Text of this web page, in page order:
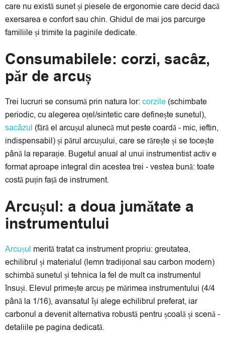
care nu există sunet și piesele de ergonomie care decid dacă
exersarea e confort sau chin. Ghidul de mai jos parcurge
familiile și trimite la paginile dedicate.
Consumabilele: corzi, sacâz,
păr de arcuș
Trei lucruri se consumă prin natura lor: corzile (schimbate
periodic, cu alegerea oțel/sintetic care definește sunetul),
sacâzul (fără el arcușul alunecă mut peste coardă - mic, ieftin,
indispensabil) și părul arcușului, care se rărește și se tocește
până la reparație. Bugetul anual al unui instrumentist activ e
format aproape integral din acestea trei - vestea bună: toate
costă puțin față de instrument.
Arcușul: a doua jumătate a
instrumentului
Arcușul merită tratat ca instrument propriu: greutatea,
echilibrul și materialul (lemn tradițional sau carbon modern)
schimbă sunetul și tehnica la fel de mult ca instrumentul
însuși. Elevul primește arcuș pe mărimea instrumentului (4/4
până la 1/16), avansatul își alege echilibrul preferat, iar
carbonul a devenit alternativa robustă pentru școală și scenă -
detaliile pe pagina dedicată.